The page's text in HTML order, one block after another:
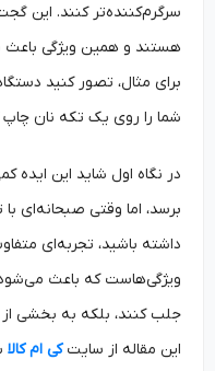
سرگرم‌کننده‌تر کنند. این گجت‌ها
هستند و همین ویژگی باعث
برای مثال، تصور کنید
شما را روی یک تکه نان چاپ کند.
در نگاه اول شاید این ایده کمی
برسد، اما وقتی صبحانه‌ای با
داشته باشید، تجربه‌ای متفاوت
ویژگی‌هاست که باعث می‌شود
جلب کنند، بلکه به بخشی از
این مقاله از سایتکی ام کالابه